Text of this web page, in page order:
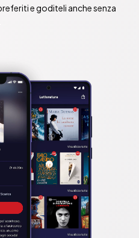
e goditeli anche senza